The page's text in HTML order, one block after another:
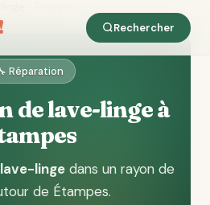
! Rechercher
Réparation
de lave-linge à
lingedans un rayon de
de Étampes.